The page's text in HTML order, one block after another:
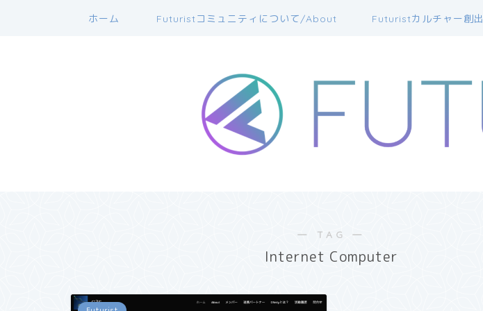
ホーム Futuristコミュニティについて/About Futuristカルチャー創出
― TAG ―
Internet Computer